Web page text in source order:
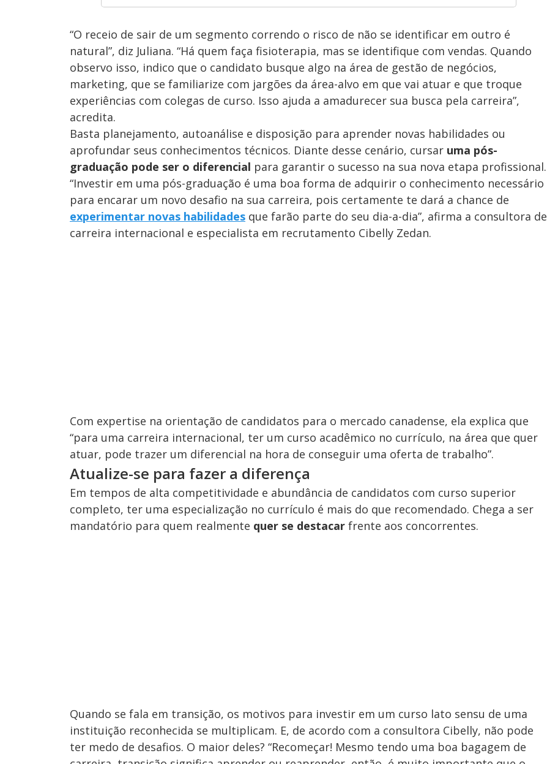
“O receio de sair de um segmento correndo o risco de não se identificar em outro é
natural”, diz Juliana. “Há quem faça fisioterapia, mas se identifique com vendas. Quando
observo isso, indico que o candidato busque algo na área de gestão de negócios,
marketing, que se familiarize com jargões da área-alvo em que vai atuar e que troque
experiências com colegas de curso. Isso ajuda a amadurecer sua busca pela carreira”,
acredita.
Basta planejamento, autoanálise e disposição para aprender novas habilidades ou
aprofundar seus conhecimentos técnicos. Diante desse cenário, cursar uma pós-
graduação pode ser o diferencial para garantir o sucesso na sua nova etapa profissional.
“Investir em uma pós-graduação é uma boa forma de adquirir o conhecimento necessário
para encarar um novo desafio na sua carreira, pois certamente te dará a chance de
experimentar novas habilidades que farão parte do seu dia-a-dia”, afirma a consultora de
carreira internacional e especialista em recrutamento Cibelly Zedan.
Com expertise na orientação de candidatos para o mercado canadense, ela explica que
“para uma carreira internacional, ter um curso acadêmico no currículo, na área que quer
atuar, pode trazer um diferencial na hora de conseguir uma oferta de trabalho”.
Atualize-se para fazer a diferença
Em tempos de alta competitividade e abundância de candidatos com curso superior
completo, ter uma especialização no currículo é mais do que recomendado. Chega a ser
mandatório para quem realmente quer se destacar frente aos concorrentes.
Quando se fala em transição, os motivos para investir em um curso lato sensu de uma
instituição reconhecida se multiplicam. E, de acordo com a consultora Cibelly, não pode
ter medo de desafios. O maior deles? “Recomeçar! Mesmo tendo uma boa bagagem de